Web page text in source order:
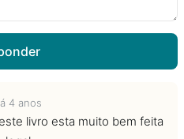
4 anos
livro esta muito bem feita